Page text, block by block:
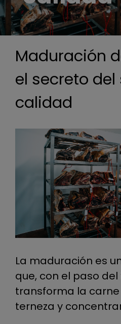
Actualidad
Contacto
Maduración
el secreto
calidad
imagen
más
grande
La maduración es
que, con el paso
transforma la
terneza y